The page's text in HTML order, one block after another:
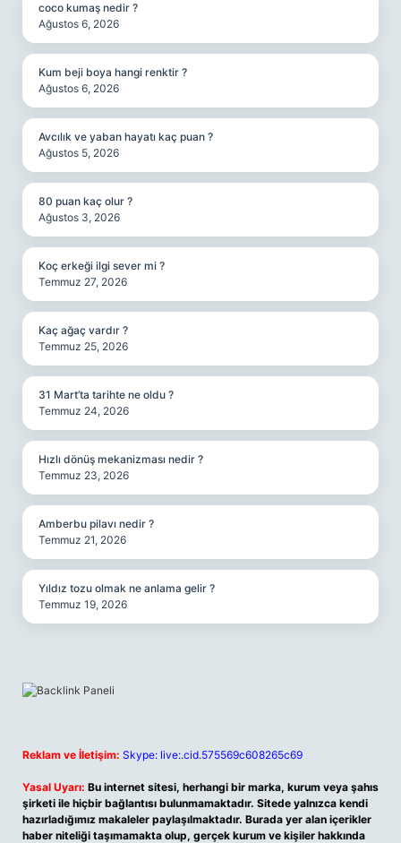
coco kumaş nedir ?
Ağustos 6, 2026
Kum beji boya hangi renktir ?
Ağustos 6, 2026
Avcılık ve yaban hayatı kaç puan ?
Ağustos 5, 2026
80 puan kaç olur ?
Ağustos 3, 2026
Koç erkeği ilgi sever mi ?
Temmuz 27, 2026
Kaç ağaç vardır ?
Temmuz 25, 2026
31 Mart’ta tarihte ne oldu ?
Temmuz 24, 2026
Hızlı dönüş mekanizması nedir ?
Temmuz 23, 2026
Amberbu pilavı nedir ?
Temmuz 21, 2026
Yıldız tozu olmak ne anlama gelir ?
Temmuz 19, 2026
Reklam ve İletişim: Skype: live:.cid.575569c608265c69
Yasal Uyarı: Bu internet sitesi, herhangi bir marka, kurum veya şahıs
şirketi ile hiçbir bağlantısı bulunmamaktadır. Sitede yalnızca kendi
hazırladığımız makaleler paylaşılmaktadır. Burada yer alan içerikler
haber niteliği taşımamakta olup, gerçek kurum ve kişiler hakkında